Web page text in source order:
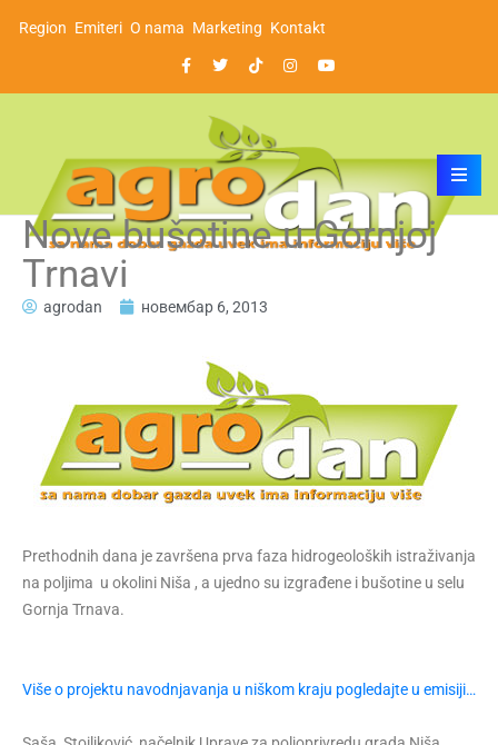
Region Emiteri O nama Marketing Kontakt
Nove bušotine u Gornjoj
Trnavi
agrodan новембар 6, 2013
Prethodnih dana je završena prva faza hidrogeoloških istraživanja
na poljima u okolini Niša , a ujedno su izgrađene i bušotine u selu
Gornja Trnava.
Više o projektu navodnjavanja u niškom kraju pogledajte u emisiji…